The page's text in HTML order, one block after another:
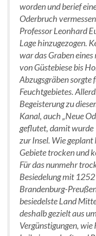
worden und berief
Oderbruch
Professor Leonhard
Lage hinzugezogen.
war das Graben
von Güstebiese bis
Abzugsgräben sorgte
Feuchtgebietes.
Begeisterung zu
Kanal, auch „Neue
geflutet, damit wurde
zur Insel. Wie
Gebiete trocken und
Für das nunmehr
Besiedelung mit
Brandenburg-
besiedelste Land
deshalb gezielt aus
Vergünstigungen, wie